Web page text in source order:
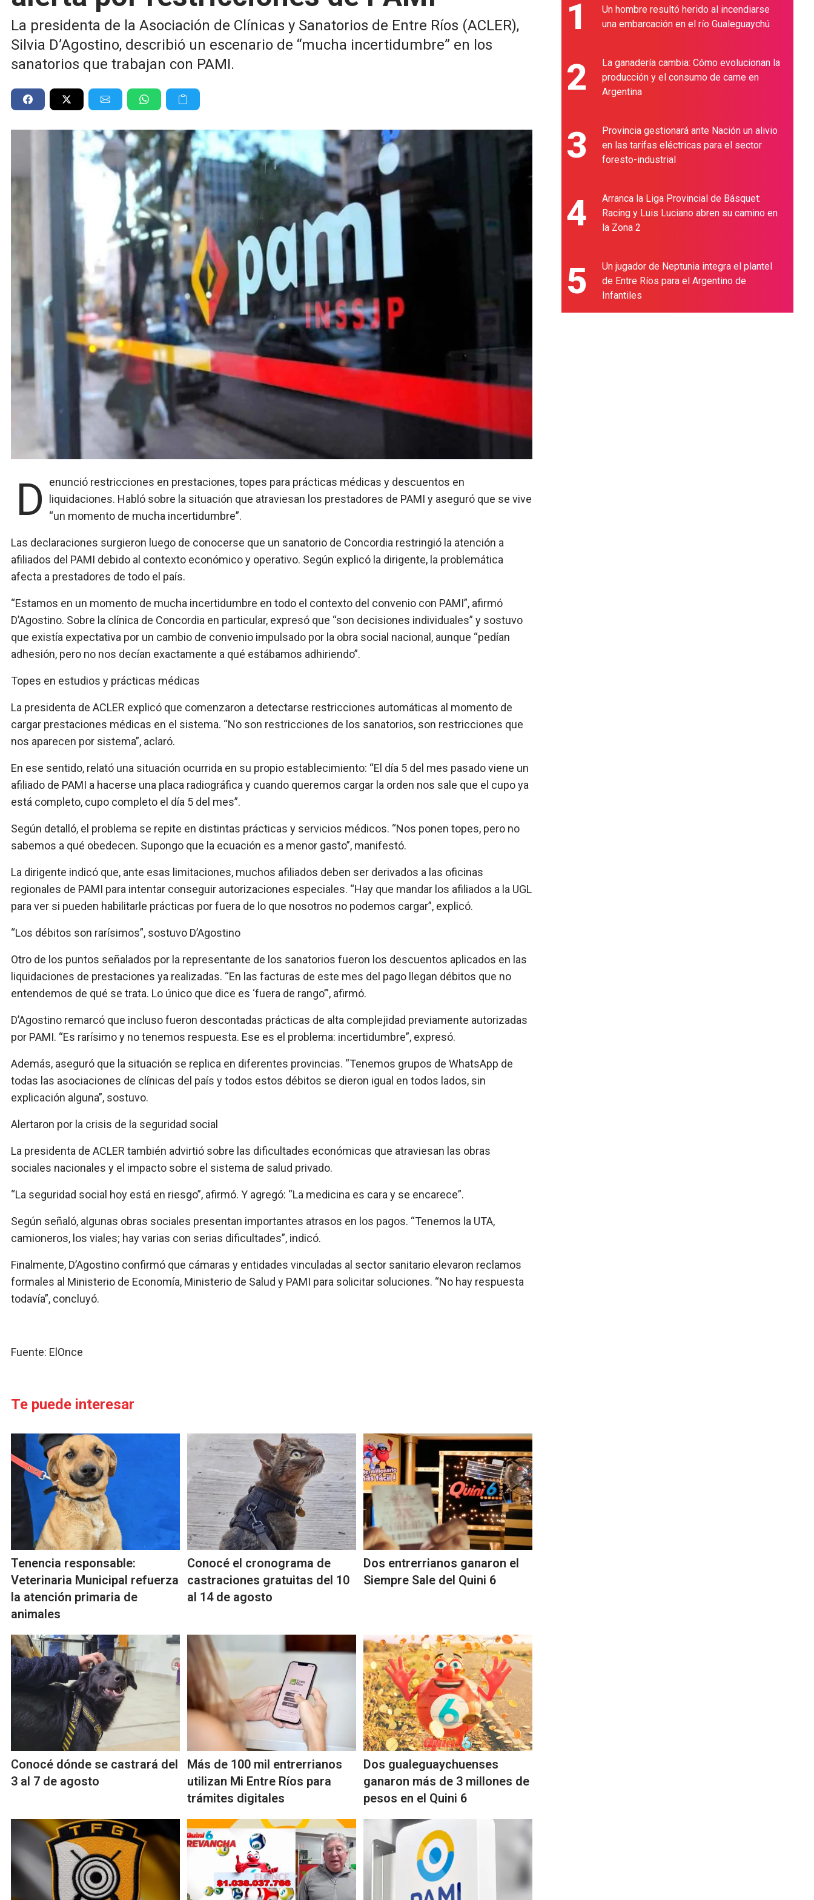
La presidenta de la Asociación de Clínicas y Sanatorios de Entre Ríos (ACLER),
Silvia D’Agostino, describió un escenario de “mucha incertidumbre” en los
sanatorios que trabajan con PAMI.
Denunció restricciones en prestaciones, topes para prácticas médicas y descuentos en
liquidaciones. Habló sobre la situación que atraviesan los prestadores de PAMI y aseguró que se vive
“un momento de mucha incertidumbre”.
Las declaraciones surgieron luego de conocerse que un sanatorio de Concordia restringió la atención a
afiliados del PAMI debido al contexto económico y operativo. Según explicó la dirigente, la problemática
afecta a prestadores de todo el país.
“Estamos en un momento de mucha incertidumbre en todo el contexto del convenio con PAMI”, afirmó
D’Agostino. Sobre la clínica de Concordia en particular, expresó que “son decisiones individuales” y sostuvo
que existía expectativa por un cambio de convenio impulsado por la obra social nacional, aunque “pedían
adhesión, pero no nos decían exactamente a qué estábamos adhiriendo”.
Topes en estudios y prácticas médicas
La presidenta de ACLER explicó que comenzaron a detectarse restricciones automáticas al momento de
cargar prestaciones médicas en el sistema. “No son restricciones de los sanatorios, son restricciones que
nos aparecen por sistema”, aclaró.
En ese sentido, relató una situación ocurrida en su propio establecimiento: “El día 5 del mes pasado viene un
afiliado de PAMI a hacerse una placa radiográfica y cuando queremos cargar la orden nos sale que el cupo ya
está completo, cupo completo el día 5 del mes”.
Según detalló, el problema se repite en distintas prácticas y servicios médicos. “Nos ponen topes, pero no
sabemos a qué obedecen. Supongo que la ecuación es a menor gasto”, manifestó.
La dirigente indicó que, ante esas limitaciones, muchos afiliados deben ser derivados a las oficinas
regionales de PAMI para intentar conseguir autorizaciones especiales. “Hay que mandar los afiliados a la UGL
para ver si pueden habilitarle prácticas por fuera de lo que nosotros no podemos cargar”, explicó.
“Los débitos son rarísimos”, sostuvo D’Agostino
Otro de los puntos señalados por la representante de los sanatorios fueron los descuentos aplicados en las
liquidaciones de prestaciones ya realizadas. “En las facturas de este mes del pago llegan débitos que no
entendemos de qué se trata. Lo único que dice es ‘fuera de rango’”, afirmó.
D’Agostino remarcó que incluso fueron descontadas prácticas de alta complejidad previamente autorizadas
por PAMI. “Es rarísimo y no tenemos respuesta. Ese es el problema: incertidumbre”, expresó.
Además, aseguró que la situación se replica en diferentes provincias. “Tenemos grupos de WhatsApp de
todas las asociaciones de clínicas del país y todos estos débitos se dieron igual en todos lados, sin
explicación alguna”, sostuvo.
Alertaron por la crisis de la seguridad social
La presidenta de ACLER también advirtió sobre las dificultades económicas que atraviesan las obras
sociales nacionales y el impacto sobre el sistema de salud privado.
“La seguridad social hoy está en riesgo”, afirmó. Y agregó: “La medicina es cara y se encarece”.
Según señaló, algunas obras sociales presentan importantes atrasos en los pagos. “Tenemos la UTA,
camioneros, los viales; hay varias con serias dificultades”, indicó.
Finalmente, D’Agostino confirmó que cámaras y entidades vinculadas al sector sanitario elevaron reclamos
formales al Ministerio de Economía, Ministerio de Salud y PAMI para solicitar soluciones. “No hay respuesta
todavía”, concluyó.
Fuente: ElOnce
Te puede interesar
Tenencia responsable:
Veterinaria Municipal refuerza
la atención primaria de
animales
Conocé el cronograma de
castraciones gratuitas del 10
al 14 de agosto
Dos entrerrianos ganaron el
Siempre Sale del Quini 6
Conocé dónde se castrará del
3 al 7 de agosto
Más de 100 mil entrerrianos
utilizan Mi Entre Ríos para
trámites digitales
Dos gualeguaychuenses
ganaron más de 3 millones de
pesos en el Quini 6
1
Un hombre resultó herido al incendiarse
una embarcación en el río Gualeguaychú
2
La ganadería cambia: Cómo evolucionan la
producción y el consumo de carne en
Argentina
3
Provincia gestionará ante Nación un alivio
en las tarifas eléctricas para el sector
foresto-industrial
4
Arranca la Liga Provincial de Básquet:
Racing y Luis Luciano abren su camino en
la Zona 2
5
Un jugador de Neptunia integra el plantel
de Entre Ríos para el Argentino de
Infantiles